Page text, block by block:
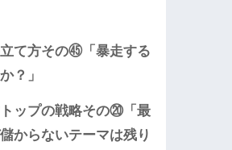
て方その㊺「暴走する
？」
ップの戦略その⑳「最
からないテーマは残り